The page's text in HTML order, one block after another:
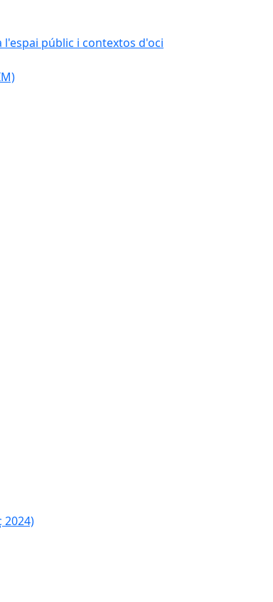
l'espai públic i contextos d'oci
2024)